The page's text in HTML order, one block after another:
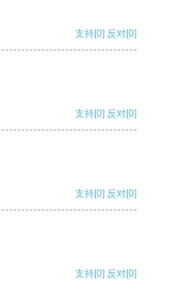
支持[0] 反对[0]
支持[0] 反对[0]
支持[0] 反对[0]
支持[0] 反对[0]